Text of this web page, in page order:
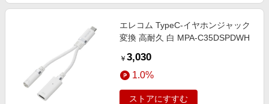
エレコム TypeC-イヤホンジャック
変換 高耐久 白 MPA-C35DSPDWH
￥ 3,030
1.0%
ストアにすすむ